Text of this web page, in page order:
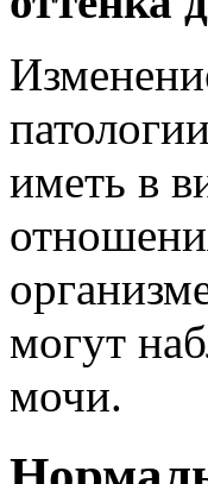
иметь в
могут
мочи.